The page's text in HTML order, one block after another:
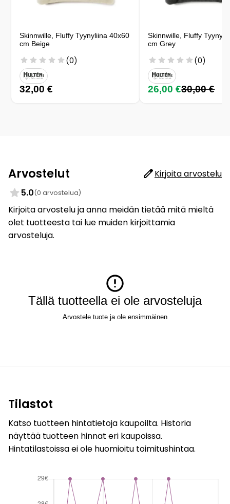
Skinnwille, Fluffy Tyynyliina 40x60
cm Beige
(0)
32,00 €
Skinnwille, Fluffy
cm Grey
(0)
26,00 €30,00 €
Arvostelut
Kirjoita arvostelu
5.0(0 arvostelua)
Kirjoita arvostelu ja anna meidän tietää mitä mieltä
olet tuotteesta tai lue muiden kirjoittamia
arvosteluja.
Tällä tuotteella ei ole arvosteluja
Arvostele tuote ja ole ensimmäinen
Tilastot
Katso tuotteen hintatietoja kaupoilta. Historia
näyttää tuotteen hinnat eri kaupoissa.
Hintatilastoissa ei ole huomioitu toimitushintaa.